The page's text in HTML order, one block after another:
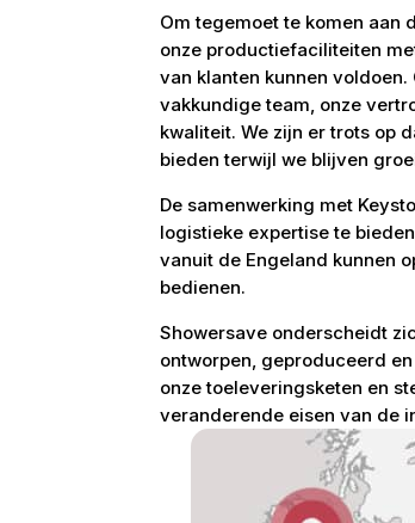
Om tegemoet te komen aan
onze productiefaciliteiten
van klanten kunnen
vakkundige team, onze
kwaliteit. We zijn er trots op
bieden terwijl we blijven
De samenwerking met
logistieke expertise te
vanuit de Engeland kunnen
bedienen.
Showersave onderscheidt
ontworpen, geproduceerd
onze toeleveringsketen en
veranderende eisen van de